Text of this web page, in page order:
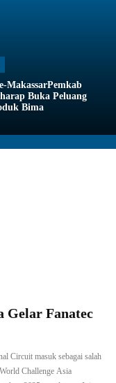
MakassarPemkab
Buka Peluang
Bima
Gelar Fanatec
Circuit masuk sebagai salah
Challenge Asia